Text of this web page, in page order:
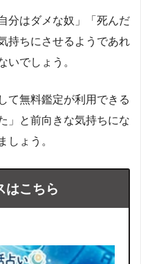
分はダメな奴」「死んだ
持ちにさせるようであれ
いでしょう。
て無料鑑定が利用できる
」と前向きな気持ちにな
しょう。
はこちら